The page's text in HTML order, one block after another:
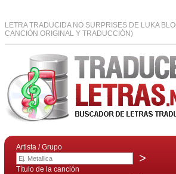
LETRA TRADUCIDA NO SURPRISES DE LUKA
CANCIÓN ORIGINAL Y TRADUCCIÓN)
Artista / Grupo
>
Título de la canción